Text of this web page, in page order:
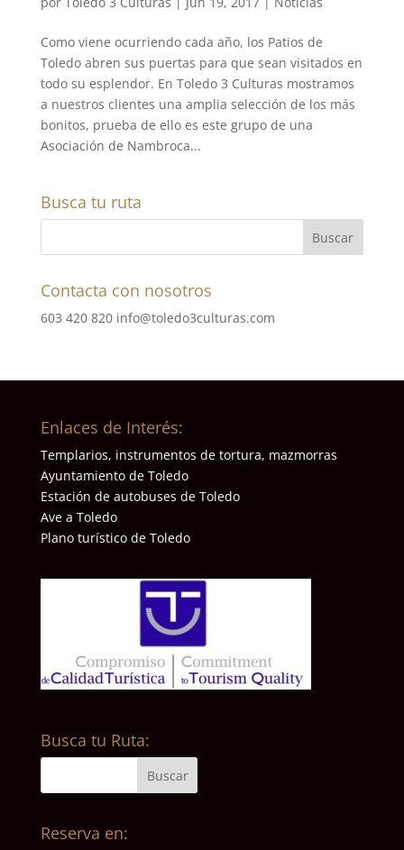
Como viene ocurriendo cada año, los Patios de
Toledo abren sus puertas para que sean visitados en
todo su esplendor. En Toledo 3 Culturas mostramos
a nuestros clientes una amplia selección de los más
bonitos, prueba de ello es este grupo de una
Asociación de Nambroca...
Busca tu ruta
Contacta con nosotros
603 420 820 info@toledo3culturas.com
Enlaces de Interés:
Templarios, instrumentos de tortura, mazmorras
Ayuntamiento de Toledo
Estación de autobuses de Toledo
Ave a Toledo
Plano turístico de Toledo
Busca tu Ruta:
Reserva en: